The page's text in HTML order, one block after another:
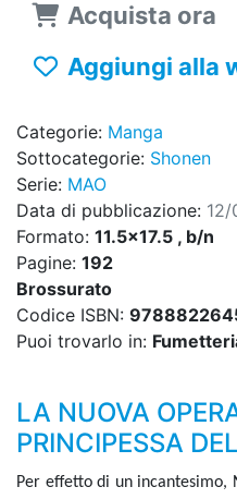
Acquista ora
Aggiungi alla
Categorie: Manga
Sottocategorie: Shonen
Serie: MAO
Data di pubblicazione:
Formato: 11.5x17.5 , b/n
Pagine: 192
Brossurato
Codice ISBN:
Puoi trovarlo in:
LA NUOVA
PRINCIPESSA
Per effetto di un incantesimo,